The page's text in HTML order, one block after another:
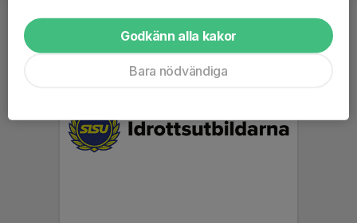
Godkänn alla kakor
Bara nödvändiga